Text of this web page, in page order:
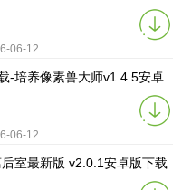
06-12
-培养像素兽大师v1.4.5安卓
06-12
室最新版 v2.0.1安卓版下载